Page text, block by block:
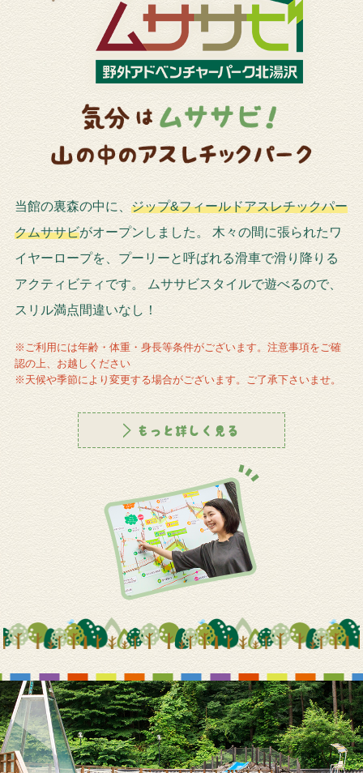
当館の裏森の中に、 ジップ&フィールドアスレチックパー
クムササビがオープンしました。
木々の間に張られたワ
イヤーロープを、プーリーと呼ばれる滑車で滑り降りる
アクティビティです。
ムササビスタイルで遊べるので、
スリル満点間違いなし！
※ご利用には年齢・体重・身長等条件がございます。注意事項をご確
認の上、お越しください
※天候や季節により変更する場合がございます。ご了承下さいませ。